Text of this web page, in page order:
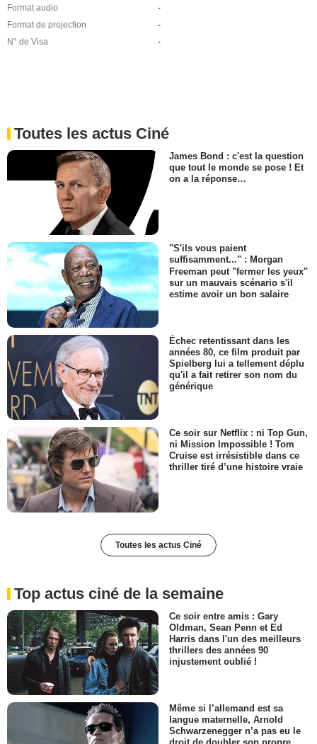
Format audio
-
Format de projection
-
N° de Visa
-
Toutes les actus Ciné
James Bond : c'est la question
que tout le monde se pose ! Et
on a la réponse…
"S'ils vous paient
suffisamment..." : Morgan
Freeman peut "fermer les yeux"
sur un mauvais scénario s'il
estime avoir un bon salaire
Échec retentissant dans les
années 80, ce film produit par
Spielberg lui a tellement déplu
qu'il a fait retirer son nom du
générique
Ce soir sur Netflix : ni Top Gun,
ni Mission Impossible ! Tom
Cruise est irrésistible dans ce
thriller tiré d’une histoire vraie
Toutes les actus Ciné
Top actus ciné de la semaine
Ce soir entre amis : Gary
Oldman, Sean Penn et Ed
Harris dans l'un des meilleurs
thrillers des années 90
injustement oublié !
Même si l’allemand est sa
langue maternelle, Arnold
Schwarzenegger n’a pas eu le